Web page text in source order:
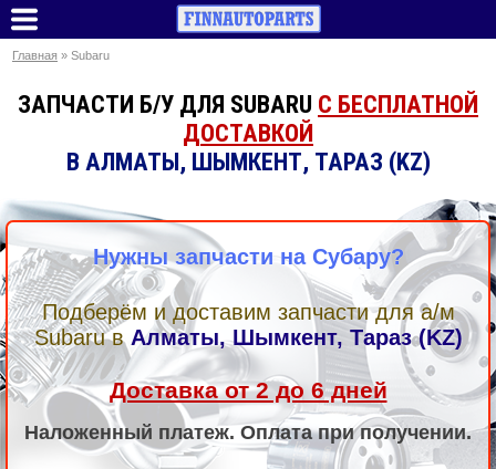
Главная » Subaru
ЗАПЧАСТИ Б/У ДЛЯ SUBARU С БЕСПЛАТНОЙ
ДОСТАВКОЙ
В АЛМАТЫ, ШЫМКЕНТ, ТАРАЗ (KZ)
Нужны запчасти на Субару?
Подберём и доставим запчасти для а/м
Subaruв Алматы, Шымкент, Тараз (KZ)
Доставка от 2 до 6 дней
Наложенный платеж. Оплата при получении.